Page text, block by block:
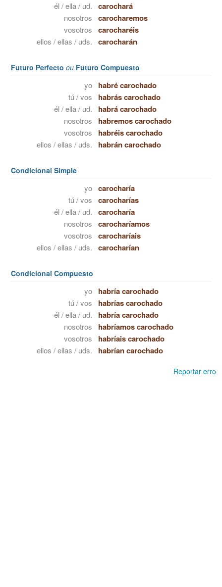
él / ella / ud. carochará
nosotros carocharemos
vosotros carocharéis
ellos / ellas / uds. carocharán
Futuro Perfecto ou Futuro Compuesto
yo habré carochado
tú / vos habrás carochado
él / ella / ud. habrá carochado
nosotros habremos carochado
vosotros habréis carochado
ellos / ellas / uds. habrán carochado
Condicional Simple
yo carocharía
tú / vos carocharías
él / ella / ud. carocharía
nosotros carocharíamos
vosotros carocharíais
ellos / ellas / uds. carocharían
Condicional Compuesto
yo habría carochado
tú / vos habrías carochado
él / ella / ud. habría carochado
nosotros habríamos carochado
vosotros habríais carochado
ellos / ellas / uds. habrían carochado
Reportar erro